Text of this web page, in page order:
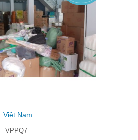
Việt Nam
VPPQ7